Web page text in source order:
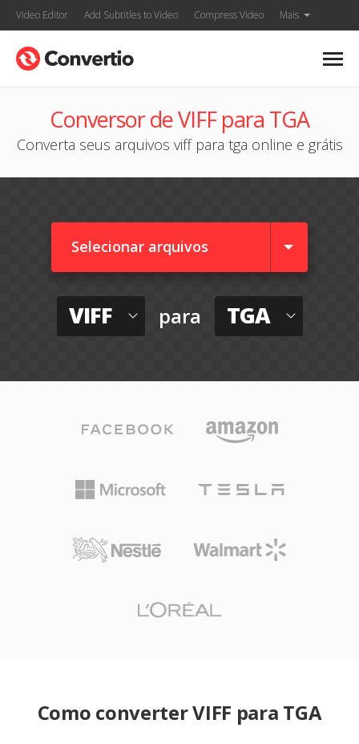
Video Editor Add Subtitles to Video Compress Video Mais
Conversor de VIFF para TGA
Converta seus arquivos viff para tga online e grátis
Selecionar arquivos
VIFF para TGA
Como converter VIFF para TGA